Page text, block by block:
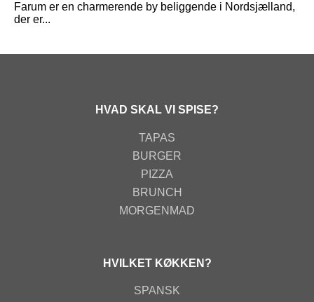
Farum er en charmerende by beliggende i Nordsjælland,
der er...
HVAD SKAL VI SPISE?
TAPAS
BURGER
PIZZA
BRUNCH
MORGENMAD
HVILKET KØKKEN?
SPANSK